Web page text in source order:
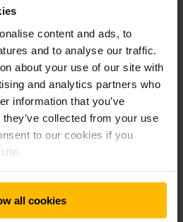
content and ads, to
and to analyse our traffic.
about your use of our site with
and analytics partners who
information that you’ve
collected from your use
to our cookies if you
all cookies
της ζωής είναι και ο
σύγχρονου ανθρώπου είναι
του επιτρέπουν να απολαύσει
θα επιθυμούσε. Μία από
ανεφοδιασμός καυσίμων από το
η διαδικασία φόρτισης ενός
να πραγματοποιηθεί εύκολα
γκαράζ μίας επιχείρησης,
λεπτά από την καθημερινότητά